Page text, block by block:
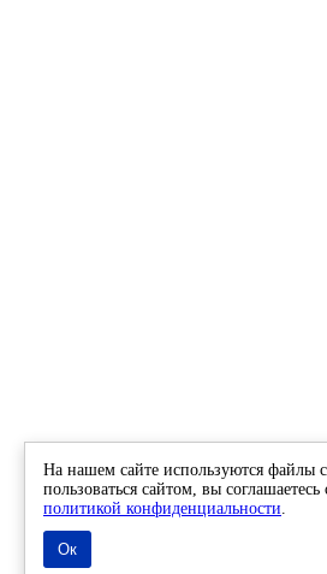
На нашем сайте используются файлы
пользоваться сайтом, вы
политикой конфиденциальности.
Ок